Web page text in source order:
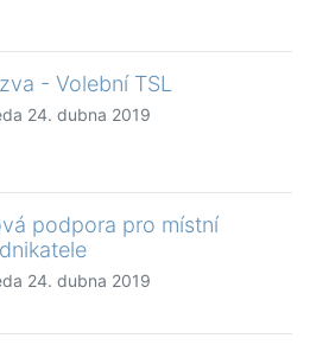
- Volební TSL
24. dubna 2019
podpora pro místní
24. dubna 2019